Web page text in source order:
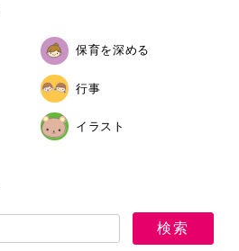
保育を深める
行事
イラスト